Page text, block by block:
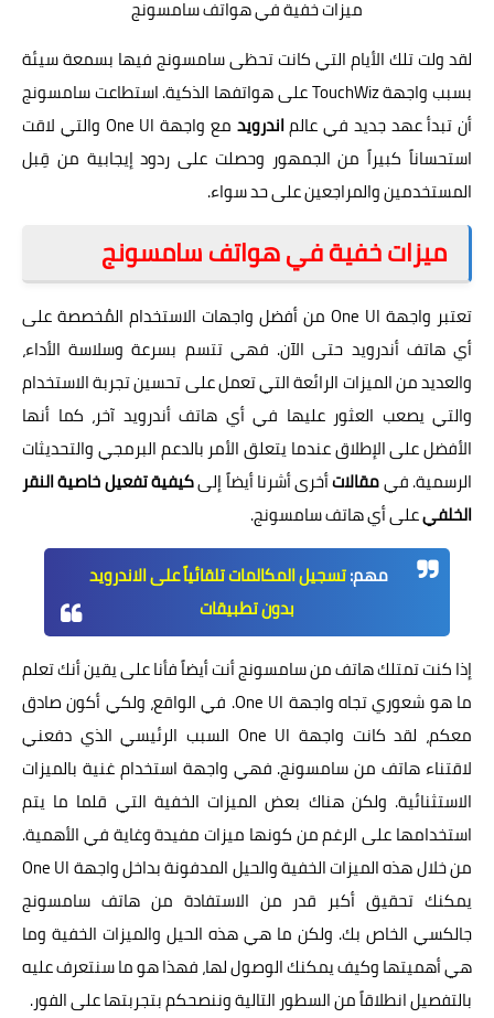
ميزات خفية في هواتف سامسونج
لقد ولت تلك الأيام التي كانت تحظى سامسونج فيها بسمعة سيئة
بسبب واجهة TouchWiz على هواتفها الذكية. استطاعت سامسونج
أن تبدأ عهد جديد في عالماندرويد
مع واجهة One UI والتي لاقت
استحساناً كبيراً من الجمهور وحصلت على ردود إيجابية من قِبل
المستخدمين والمراجعين على حد سواء.
ميزات خفية في هواتف سامسونج
تعتبر واجهة One UI من أفضل واجهات الاستخدام المُخصصة على
أي هاتف أندرويد حتى الآن. فهي تتسم بسرعة وسلاسة الأداء،
والعديد من الميزات الرائعة التي تعمل على تحسين تجربة الاستخدام
والتي يصعب العثور عليها في أي هاتف أندرويد آخر، كما أنها
الأفضل على الإطلاق عندما يتعلق الأمر بالدعم البرمجي والتحديثات
الرسمية. فيمقالاتأخرى أشرنا أيضاً إلىكيفية تفعيل خاصية النقر
الخلفيعلى أي هاتف سامسونج.
مهم:تسجيل المكالمات تلقائياً على الاندرويد
بدون تطبيقات
إذا كنت تمتلك هاتف من سامسونج أنت أيضاً فأنا على يقين أنك تعلم
ما هو شعوري تجاه واجهة One UI. في الواقع، ولكي أكون صادق
معكم، لقد كانت واجهة One UI السبب الرئيسي الذي دفعني
لاقتناء هاتف من سامسونج. فهي واجهة استخدام غنية بالميزات
الاستثنائية. ولكن هناك بعض الميزات الخفية التي قلما ما يتم
استخدامها على الرغم من كونها ميزات مفيدة وغاية في الأهمية.
من خلال هذه الميزات الخفية والحيل المدفونة بداخل واجهة One UI
يمكنك تحقيق أكبر قدر من الاستفادة من هاتف سامسونج
جالكسي الخاص بك. ولكن ما هي هذه الحيل والميزات الخفية وما
هي أهميتها وكيف يمكنك الوصول لها، فهذا هو ما سنتعرف عليه
بالتفصيل انطلاقاً من السطور التالية وننصحكم بتجربتها على الفور.